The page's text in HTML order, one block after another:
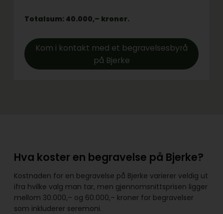
Totalsum: 40.000,– kroner.
Kom i kontakt med et begravelsesbyrå
på Bjerke
Hva koster en begravelse på Bjerke?
Kostnaden for en begravelse på Bjerke varierer veldig ut
ifra hvilke valg man tar, men gjennomsnittsprisen ligger
mellom 30.000,– og 60.000,– kroner for begravelser
som inkluderer seremoni.